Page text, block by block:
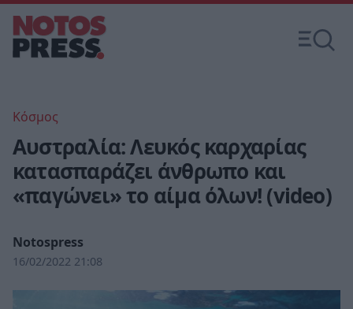
Κόσμος
Αυστραλία: Λευκός καρχαρίας
κατασπαράζει άνθρωπο και
«παγώνει» το αίμα όλων! (video)
Notospress
16/02/2022 21:08